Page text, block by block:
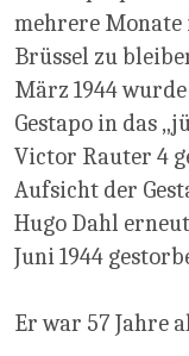
mehrere
Brüssel zu
März 1944
Gestapo in das
Victor Rauter 4
Aufsicht der
Hugo Dahl
Juni 1944
Er war 57 Jahre